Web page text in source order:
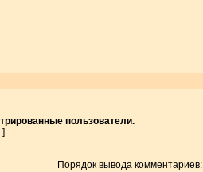
пользователи.
]
Порядок вывода комментариев: